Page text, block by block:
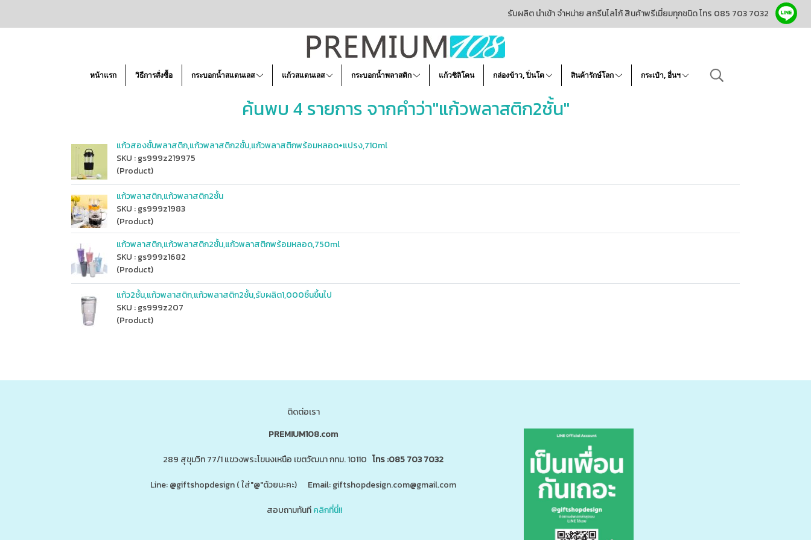
รับผลิต นำเข้า จำหน่าย สกรีนโลโก้ สินค้าพรีเมี่ยมทุกชนิด โทร 085 703 7032
หน้าแรก วิธีการสั่งซื้อ กระบอกน้ำสแตนเลส แก้วสแตนเลส กระบอกน้ำพลาสติก แก้วซิลิโคน กล่องข้าว, ปิ่นโต สินค้ารักษ์โลก กระเป๋า, อื่นฯ
ค้นพบ 4 รายการ จากคำว่า"แก้วพลาสติก2ชั้น"
แก้วสองชั้นพลาสติก,แก้วพลาสติก2ชั้น,แก้วพลาสติกพร้อมหลอด+แปรง,710ml
SKU : gs999z219975
(Product)
แก้วพลาสติก,แก้วพลาสติก2ชั้น
SKU : gs999z1983
(Product)
แก้วพลาสติก,แก้วพลาสติก2ชั้น,แก้วพลาสติกพร้อมหลอด,750ml
SKU : gs999z1682
(Product)
แก้ว2ชั้น,แก้วพลาสติก,แก้วพลาสติก2ชั้น,รับผลิต1,000ชิ้นขึ้นไป
SKU : gs999z207
(Product)
ติดต่อเรา
PREMIUM108.com
289 สุขุมวิท 77/1 แขวงพระโขนงเหนือ เขตวัฒนา กทม. 10110 โทร :085 703 7032
Line: @giftshopdesign ( ใส่"@"ด้วยนะคะ) Email: giftshopdesign.com@gmail.com
สอบถามทันทีคลิกที่นี่!!